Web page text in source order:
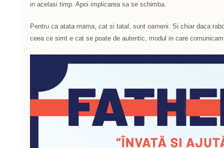
in acelasi timp. Apoi implicarea sa se schimba.
Pentru ca atata mama, cat si tatal, sunt oameni. Si chiar daca
ceea ce simt e cat se poate de autentic, modul in care